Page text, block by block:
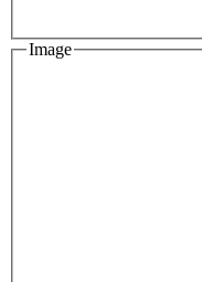
Image